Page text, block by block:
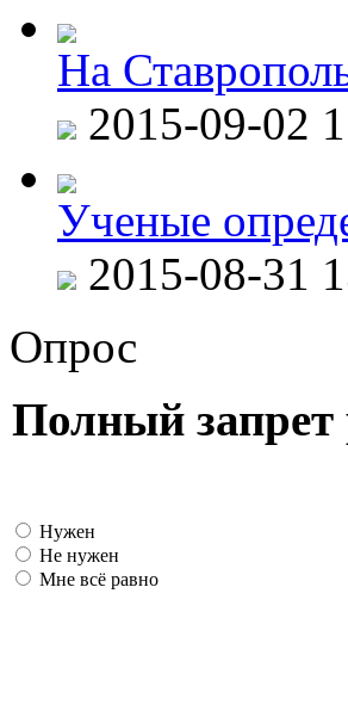
На
2015-09-02
Ученые
2015-08-31
Опрос
Полный
Нужен
Не нужен
Мне всё равно